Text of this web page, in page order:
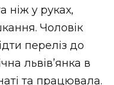
ніж у руках,
Чоловік
переліз до
львів’янка в
та працювала.